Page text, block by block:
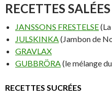
RECETTES SALÉES
JANSSONS FRESTELSE
JULSKINKA(Jambon de
GRAVLAX
GUBBRÖRA(le mélange
RECETTES SUCRÉES